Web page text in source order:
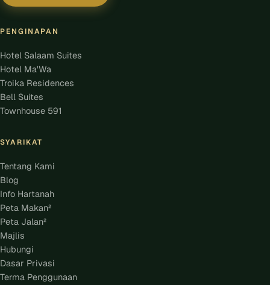
PENGINAPAN
Hotel Salaam Suites
Hotel Ma'Wa
Troika Residences
Bell Suites
Townhouse 591
SYARIKAT
Tentang Kami
Blog
Info Hartanah
Peta Makan²
Peta Jalan²
Majlis
Hubungi
Dasar Privasi
Terma Penggunaan